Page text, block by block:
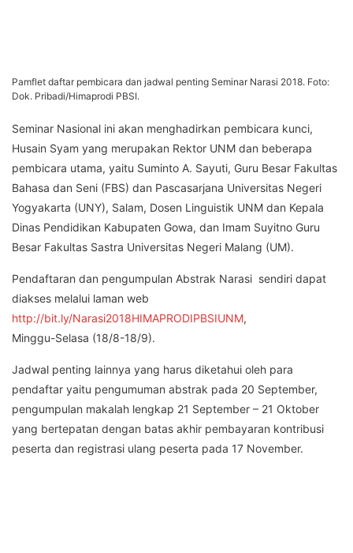
Pamflet daftar pembicara dan jadwal penting Seminar Narasi 2018. Foto:
Dok. Pribadi/Himaprodi PBSI.
Seminar Nasional ini akan menghadirkan pembicara kunci,
Husain Syam yang merupakan Rektor UNM dan beberapa
pembicara utama, yaitu Suminto A. Sayuti, Guru Besar Fakultas
Bahasa dan Seni (FBS) dan Pascasarjana Universitas Negeri
Yogyakarta (UNY), Salam, Dosen Linguistik UNM dan Kepala
Dinas Pendidikan Kabupaten Gowa, dan Imam Suyitno Guru
Besar Fakultas Sastra Universitas Negeri Malang (UM).
Pendaftaran dan pengumpulan Abstrak Narasi sendiri dapat
diakses melalui laman web
http://bit.ly/Narasi2018HIMAPRODIPBSIUNM,
Minggu-Selasa (18/8-18/9).
Jadwal penting lainnya yang harus diketahui oleh para
pendaftar yaitu pengumuman abstrak pada 20 September,
pengumpulan makalah lengkap 21 September – 21 Oktober
yang bertepatan dengan batas akhir pembayaran kontribusi
peserta dan registrasi ulang peserta pada 17 November.